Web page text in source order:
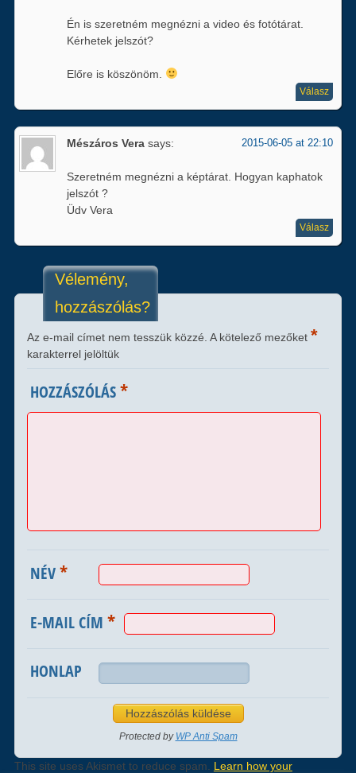
Én is szeretném megnézni a video és fotótárat.
Kérhetek jelszót?
Előre is köszönöm.
Válasz
Mészáros Vera says: 2015-06-05 at 22:10
Szeretném megnézni a képtárat. Hogyan kaphatok
jelszót ?
Üdv Vera
Válasz
Vélemény,
hozzászólás?
Az e-mail címet nem tesszük közzé. A kötelező mezőket *
karakterrel jelöltük
HOZZÁSZÓLÁS*
NÉV*
E-MAIL CÍM *
HONLAP
Protected by WP Anti Spam
This site uses Akismet to reduce spam. Learn how your